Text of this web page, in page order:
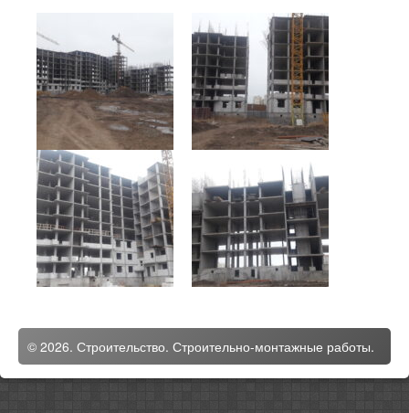
© 2026. Строительство. Строительно-монтажные работы.